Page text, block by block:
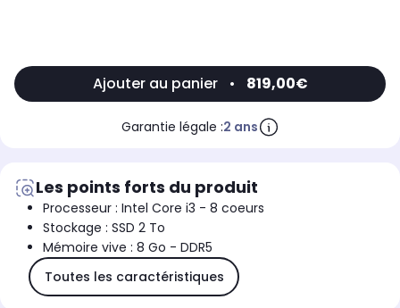
Ajouter au panier • 819,00€
Garantie légale :2 ans
Les points forts du produit
Processeur : Intel Core i3 - 8 coeurs
Stockage : SSD 2 To
Mémoire vive : 8 Go - DDR5
Toutes les caractéristiques